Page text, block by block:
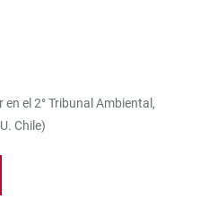
el 2° Tribunal Ambiental,
Chile)